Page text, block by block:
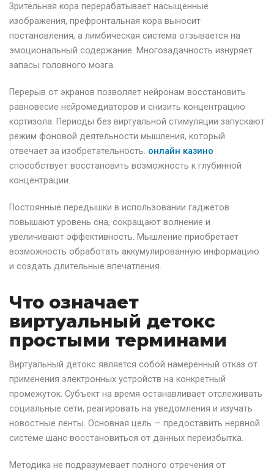
Зрительная кора перерабатывает насыщенные
изображения, префронтальная кора выносит
постановления, а лимбическая система отзывается на
эмоциональный содержание. Многозадачность изнуряет
запасы головного мозга.
Перерыв от экранов позволяет нейронам восстановить
равновесие нейромедиаторов и снизить концентрацию
кортизола. Периоды без виртуальной стимуляции запускают
режим фоновой деятельности мышления, который
отвечает за изобретательность. онлайн казино
способствует восстановить возможность к глубинной
концентрации.
Постоянные передышки в использовании гаджетов
повышают уровень сна, сокращают волнение и
увеличивают эффективность. Мышление приобретает
возможность обработать аккумулированную информацию
и создать длительные впечатления.
Что означает
виртуальный детокс
простыми терминами
Виртуальный детокс является собой намеренный отказ от
применения электронных устройств на конкретный
промежуток. Субъект на время останавливает отслеживать
социальные сети, реагировать на уведомления и изучать
новостные ленты. Основная цель — предоставить нервной
системе шанс восстановиться от данных переизбытка.
Методика не подразумевает полного отречения от